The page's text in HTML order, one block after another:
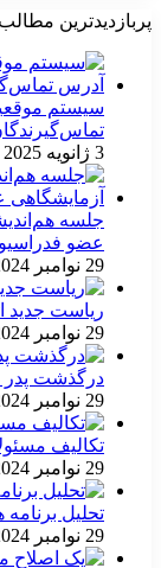
پربازدیدترین مطالب
سیستم
تماس‌گیرندگان
3 ژانویه 2025
جلسه
عضو
29 نوامبر 2024
ریاست جدید
29 نوامبر 2024
درگذشت پدر
29 نوامبر 2024
تکالیف
29 نوامبر 2024
تحلیل
29 نوامبر 2024